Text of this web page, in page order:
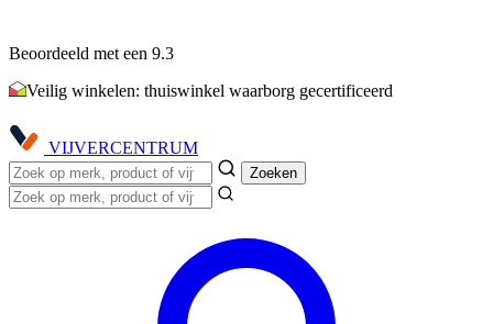
Beoordeeld met een 9.3
Veilig winkelen: thuiswinkel waarborg gecertificeerd
VIJVERCENTRUM
Zoeken